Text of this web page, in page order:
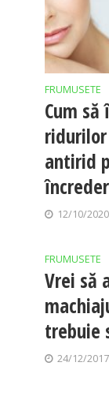
FRUMUSETE
Cum
ridurilor
antirid
12/10/2020
FRUMUSETE
Vrei să
trebuie
24/12/2017